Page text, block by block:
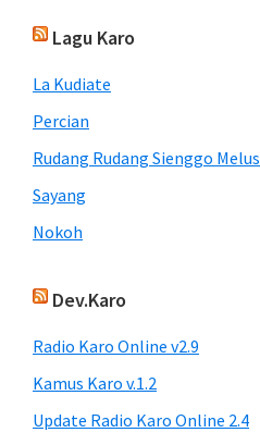
Lagu Karo
La Kudiate
Percian
Rudang Rudang Sienggo Melus
Sayang
Nokoh
Dev.Karo
Radio Karo Online v2.9
Kamus Karo v.1.2
Update Radio Karo Online 2.4